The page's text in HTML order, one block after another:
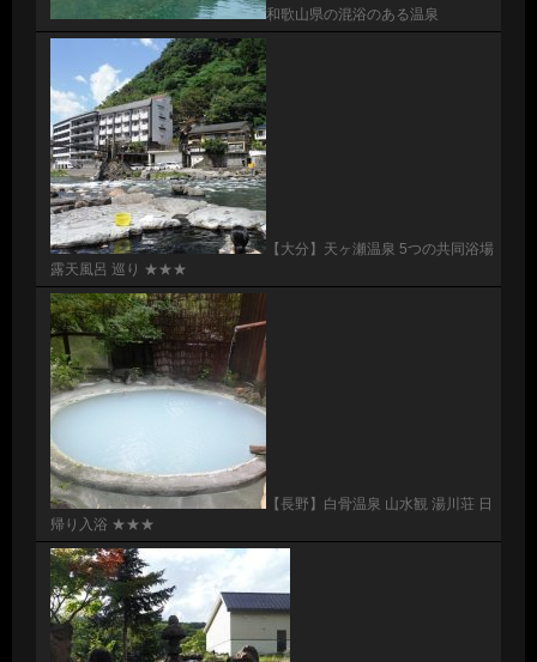
和歌山県の混浴のある温泉
【大分】天ヶ瀬温泉 5つの共同浴場
露天風呂 巡り ★★★
【長野】白骨温泉 山水観 湯川荘 日
帰り入浴 ★★★